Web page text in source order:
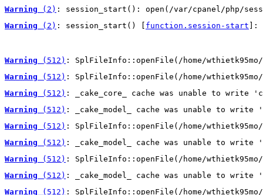
Warning (2) : session_start(): open(/var/cpanel/php/
Warning (2) : session_start() [ function.session-start ]:
Warning (512) : SplFileInfo::openFile(/home/wthietk95mo/
Warning (512) : SplFileInfo::openFile(/home/
Warning (512) : _cake_core_ cache was unable to write
Warning (512) : _cake_model_ cache was unable to
Warning (512) : SplFileInfo::openFile(/home/wthietk95mo/
Warning (512) : _cake_model_ cache was unable to
Warning (512) : SplFileInfo::openFile(/home/wthietk95mo/
Warning (512) : _cake_model_ cache was unable to
Warning (512) : SplFileInfo::openFile(/home/wthietk95mo/